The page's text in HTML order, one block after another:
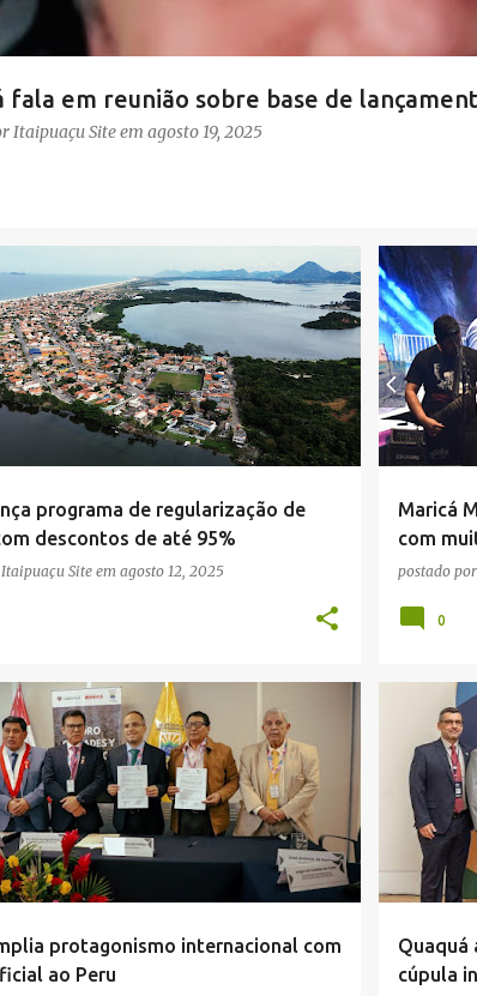
fala em reunião sobre base de
à população
Itaipuaçu Siteem agosto 19, 2025
programa de regularização de
descontos de até 95%
Itaipuaçu Site em agosto 12, 2025
IMÓVEIS MARICÁ OPORTUNIDADE
REGULARIZAÇÃO +
Maricá
com
postado por
0
protagonismo internacional com
ao Peru
NOTÍCIAS PREFEITURA QUAQUÁ
Quaquá
cúpula
BRASIL